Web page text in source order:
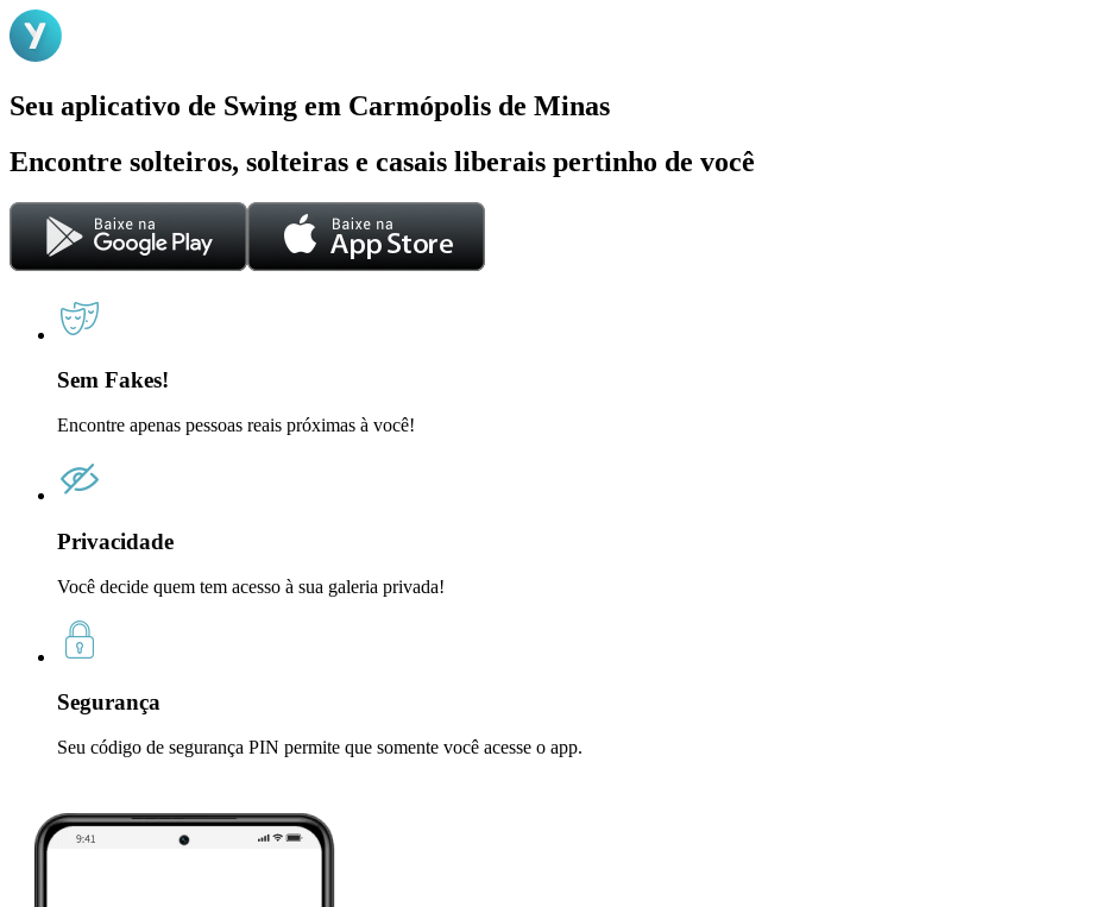
Seu aplicativo de Swing em Carmópolis de Minas
Encontre solteiros, solteiras e casais liberais pertinho de você
Sem Fakes!
Encontre apenas pessoas reais próximas à você!
Privacidade
Você decide quem tem acesso à sua galeria privada!
Segurança
Seu código de segurança PIN permite que somente você acesse o app.